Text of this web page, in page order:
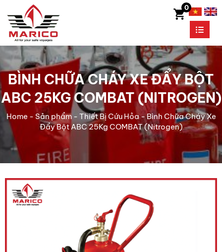
0
BÌNH CHỮA CHÁY XE ĐẨY BỘT
ABC 25KG COMBAT (NITROGEN)
Home - Sản phẩm- Thiết Bị Cứu Hỏa-Bình Chữa Cháy Xe
Đẩy Bột ABC 25Kg COMBAT (Nitrogen)